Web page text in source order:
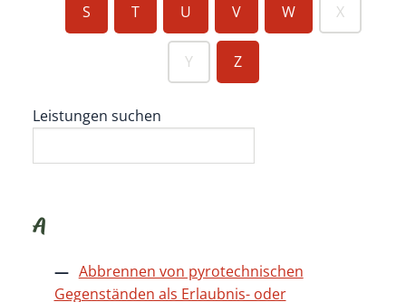
S T U V W X
Y Z
Leistungen suchen
A
Abbrennen von pyrotechnischen
Gegenständen als Erlaubnis- oder